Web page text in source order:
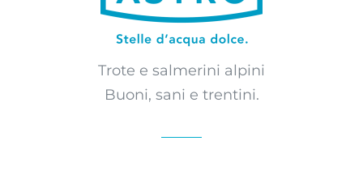
Trote e salmerini alpini
Buoni, sani e trentini.